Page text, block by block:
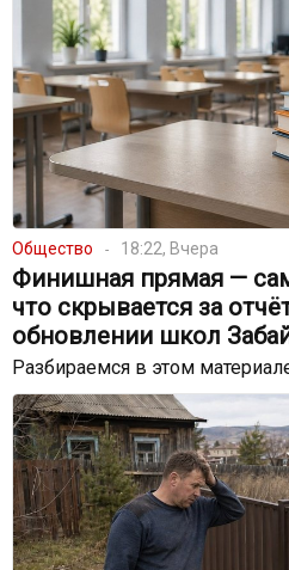
Общество 18:22, Вчера
Финишная прямая —
что скрывается за
обновлении школ
Разбираемся в этом